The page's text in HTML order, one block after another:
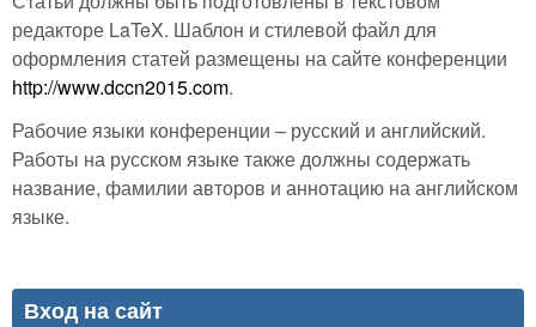
редакторе LaTeX. Шаблон и стилевой файл для
оформления статей размещены на сайте конференции
http://www.dccn2015.com.
Рабочие языки конференции – русский и английский.
Работы на русском языке также должны содержать
название, фамилии авторов и аннотацию на английском
языке.
Вход на сайт